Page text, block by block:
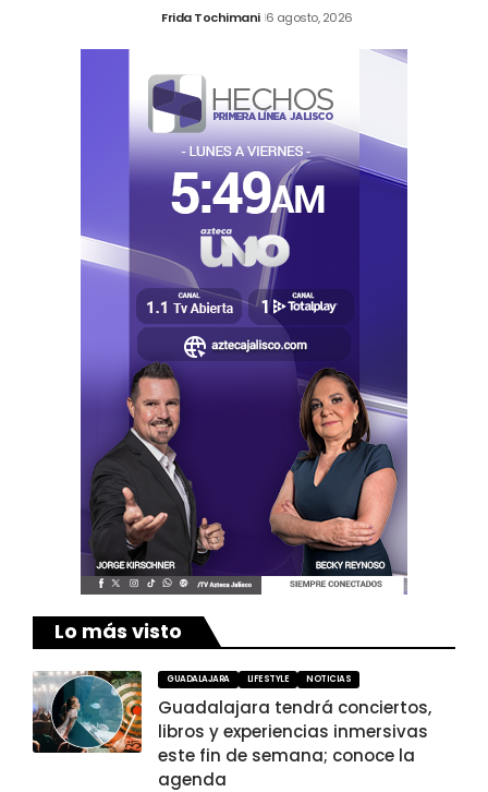
Frida Tochimani 6 agosto, 2026
Lo más visto
GUADALAJARA LIFESTYLE NOTICIAS
Guadalajara tendrá conciertos,
libros y experiencias inmersivas
este fin de semana; conoce la
agenda